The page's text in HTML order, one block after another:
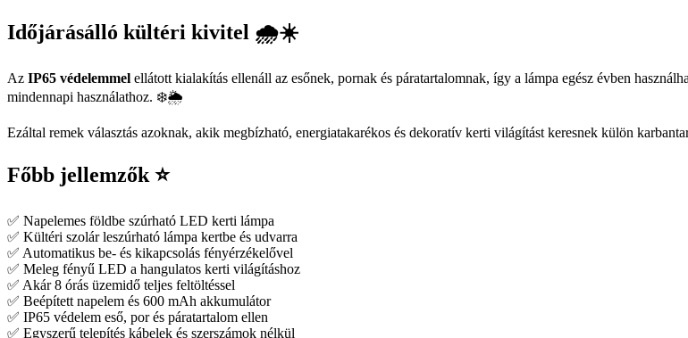
Időjárásálló kültéri kivitel 🌧️☀️
Az IP65 védelemmel ellátott kialakítás ellenáll az esőnek, pornak és páratartalomnak, így a lámpa egész évben
mindennapi használathoz. ❄️🌦️
Ezáltal remek választás azoknak, akik megbízható, energiatakarékos és dekoratív kerti világítást keresnek külön
Főbb jellemzők ⭐
✅ Napelemes földbe szúrható LED kerti lámpa
✅ Kültéri szolár leszúrható lámpa kertbe és udvarra
✅ Automatikus be- és kikapcsolás fényérzékelővel
✅ Meleg fényű LED a hangulatos kerti világításhoz
✅ Akár 8 órás üzemidő teljes feltöltéssel
✅ Beépített napelem és 600 mAh akkumulátor
✅ IP65 védelem eső, por és páratartalom ellen
✅ Egyszerű telepítés kábelek és szerszámok nélkül